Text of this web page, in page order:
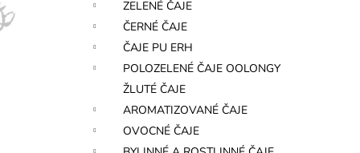
ZELENÉ ČAJE
ČERNÉ ČAJE
ČAJE PU ERH
POLOZELENÉ ČAJE OOLONGY
ŽLUTÉ ČAJE
AROMATIZOVANÉ ČAJE
OVOCNÉ ČAJE